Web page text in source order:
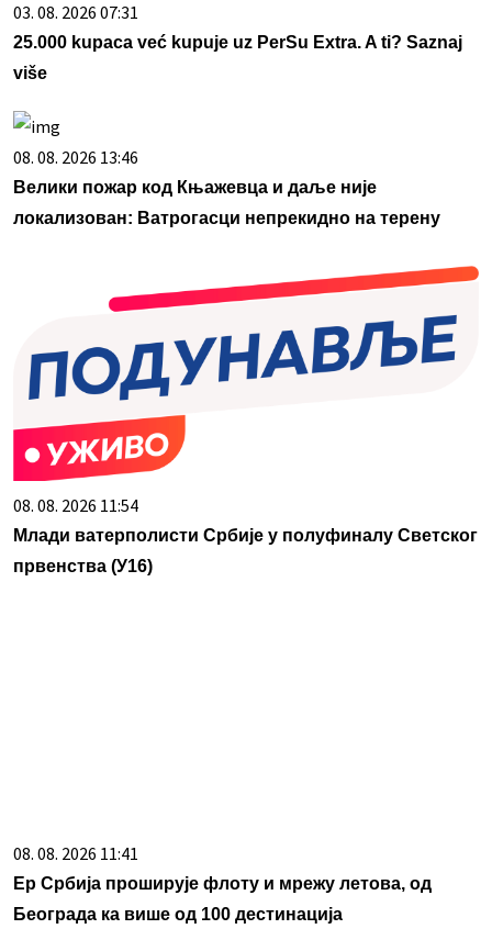
03. 08. 2026 07:31
25.000 kupaca već kupuje uz PerSu Extra. A ti? Saznaj
više
08. 08. 2026 13:46
Велики пожар код Књажевца и даље није
локализован: Ватрогасци непрекидно на терену
08. 08. 2026 11:54
Млади ватерполисти Србије у полуфиналу Светског
првенства (У16)
08. 08. 2026 11:41
Ер Србија проширује флоту и мрежу летова, од
Београда ка више од 100 дестинација